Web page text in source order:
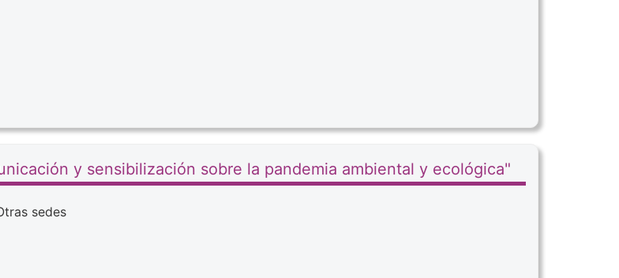
y sensibilización sobre la pandemia ambiental y ecológica"
sedes